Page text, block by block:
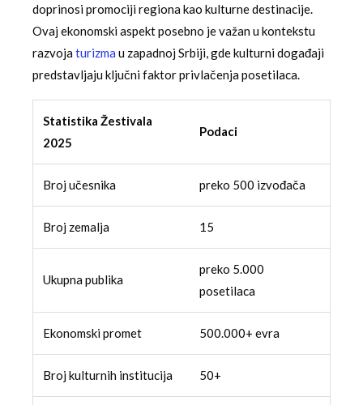
doprinosi promociji regiona kao kulturne destinacije.
Ovaj ekonomski aspekt posebno je važan u kontekstu
razvojaturizma u zapadnoj Srbiji, gde kulturni događaji
predstavljaju ključni faktor privlačenja posetilaca.
Statistika Žestivala
2025
Podaci
Broj učesnika preko 500 izvođača
Broj zemalja 15
Ukupna publika
preko 5.000
posetilaca
Ekonomski promet 500.000+ evra
Broj kulturnih institucija 50+